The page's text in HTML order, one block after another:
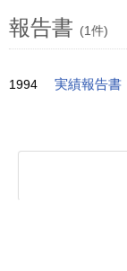
報告書 (1件)
1994 実績報告書